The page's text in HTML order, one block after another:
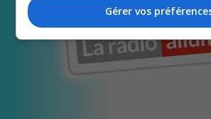
Gérer vos